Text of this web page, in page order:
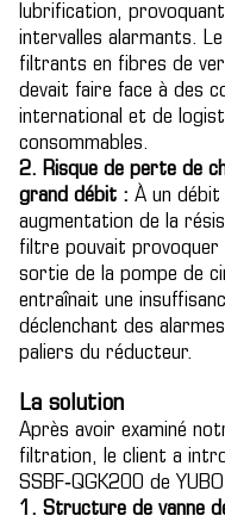
lubrification,
intervalles alarmants.
filtrants en fibres de
devait faire face à des
international et de
consommables.
2. Risque de perte de
grand débit : À un
augmentation de la
filtre pouvait provoquer
sortie de la pompe de
entraînait une
déclenchant des
paliers du réducteur.
La solution
Après avoir examiné
filtration, le client a
SSBF‑QGK200 de
1. Structure de vanne